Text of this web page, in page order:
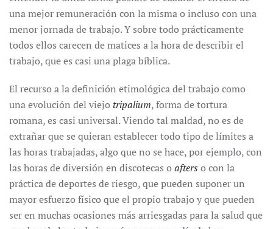
una mejor remuneración con la misma o incluso con una
menor jornada de trabajo. Y sobre todo prácticamente
todos ellos carecen de matices a la hora de describir el
trabajo, que es casi una plaga bíblica.
El recurso a la definición etimológica del trabajo como
una evolución del viejo tripalium, forma de tortura
romana, es casi universal. Viendo tal maldad, no es de
extrañar que se quieran establecer todo tipo de límites a
las horas trabajadas, algo que no se hace, por ejemplo, con
las horas de diversión en discotecas o afters o con la
práctica de deportes de riesgo, que pueden suponer un
mayor esfuerzo físico que el propio trabajo y que pueden
ser en muchas ocasiones más arriesgadas para la salud que